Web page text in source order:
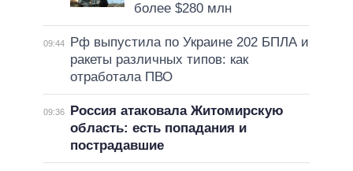
более $280 млн
09:44
Рф выпустила по Украине 202 БПЛА и
ракеты различных типов: как
отработала ПВО
09:36
Россия атаковала Житомирскую
область: есть попадания и
пострадавшие